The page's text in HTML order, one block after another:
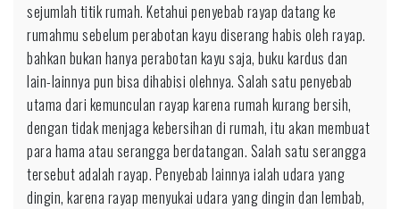
sejumlah titik rumah. Ketahui penyebab rayap datang ke
rumahmu sebelum perabotan kayu diserang habis oleh rayap.
bahkan bukan hanya perabotan kayu saja, buku kardus dan
lain-lainnya pun bisa dihabisi olehnya. Salah satu penyebab
utama dari kemunculan rayap karena rumah kurang bersih,
dengan tidak menjaga kebersihan di rumah, itu akan membuat
para hama atau serangga berdatangan. Salah satu serangga
tersebut adalah rayap. Penyebab lainnya ialah udara yang
dingin, karena rayap menyukai udara yang dingin dan lembab,